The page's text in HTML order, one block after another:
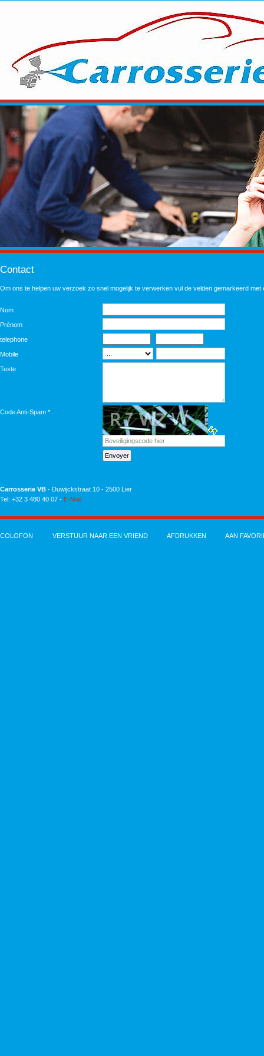
Contact
Om ons te helpen uw verzoek zo snel mogelijk te verwerken vul de velden gemarkeerd met
Nom
Prénom
telephone
Mobile
Texte
Code Anti-Spam *
Carrosserie VB - Duwijckstraat 10 - 2500 Lier
Tel: +32 3 480 40 07 - E-Mail
COLOFON VERSTUUR NAAR EEN VRIEND AFDRUKKEN AAN